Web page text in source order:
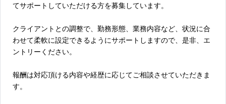
てサポートしていただける方を募集しています。
クライアントとの調整で、勤務形態、業務内容など、状況に合
わせて柔軟に設定できるようにサポートしますので、是非、エ
ントリーください。
報酬は対応頂ける内容や経歴に応じてご相談させていただきま
す。